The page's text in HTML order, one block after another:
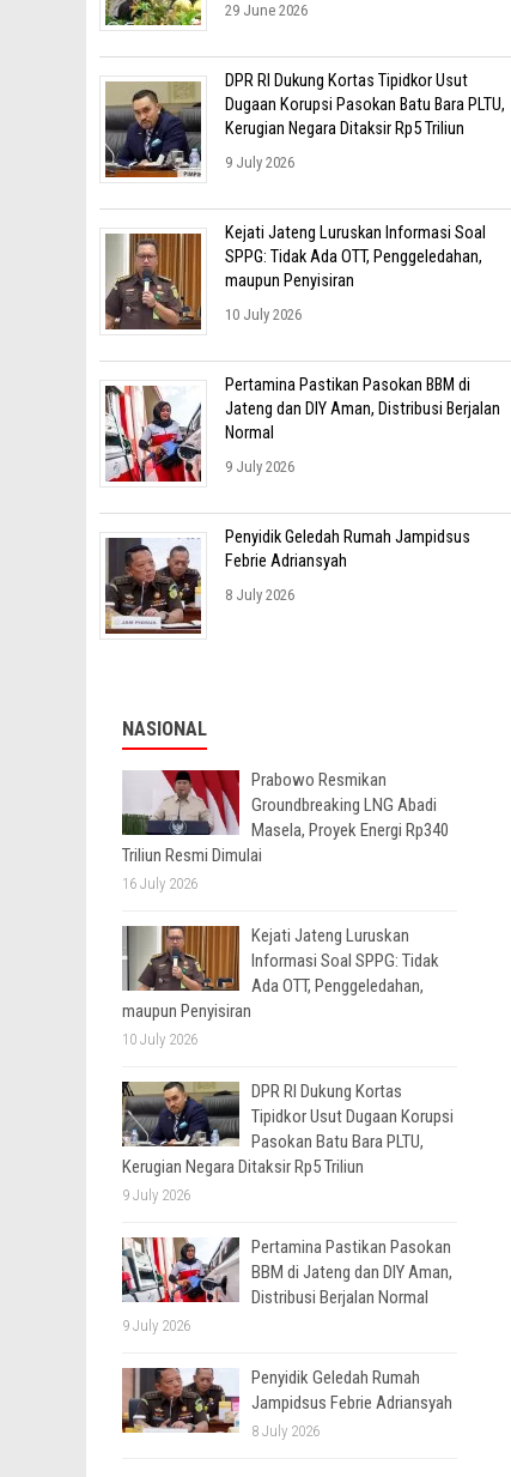
29 June 2026
DPR RI Dukung Kortas Tipidkor Usut
Dugaan Korupsi Pasokan Batu Bara PLTU,
Kerugian Negara Ditaksir Rp5 Triliun
9 July 2026
Kejati Jateng Luruskan Informasi Soal
SPPG: Tidak Ada OTT, Penggeledahan,
maupun Penyisiran
10 July 2026
Pertamina Pastikan Pasokan BBM di
Jateng dan DIY Aman, Distribusi Berjalan
Normal
9 July 2026
Penyidik Geledah Rumah Jampidsus
Febrie Adriansyah
8 July 2026
NASIONAL
Prabowo Resmikan
Groundbreaking LNG Abadi
Masela, Proyek Energi Rp340
Triliun Resmi Dimulai
16 July 2026
Kejati Jateng Luruskan
Informasi Soal SPPG: Tidak
Ada OTT, Penggeledahan,
maupun Penyisiran
10 July 2026
DPR RI Dukung Kortas
Tipidkor Usut Dugaan Korupsi
Pasokan Batu Bara PLTU,
Kerugian Negara Ditaksir Rp5 Triliun
9 July 2026
Pertamina Pastikan Pasokan
BBM di Jateng dan DIY Aman,
Distribusi Berjalan Normal
9 July 2026
Penyidik Geledah Rumah
Jampidsus Febrie Adriansyah
8 July 2026